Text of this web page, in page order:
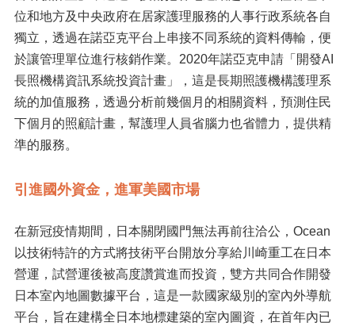
位和地方及中央政府在居家護理服務的人事行政系統各自
獨立，透過在諾亞克平台上串接不同系統的資料傳輸，便
於讓管理單位進行核銷作業。2020年諾亞克申請「開發AI
長照機構資訊系統投資計畫」，這是長期照護機構護理系
統的加值服務，透過分析前幾個月的相關資料，預測住民
下個月的照顧計畫，幫護理人員省腦力也省體力，提供精
準的服務。
引進國外資金，進軍美國市場
在新冠疫情期間，日本關閉國門無法再前往洽公，Ocean
以技術特許的方式將技術平台開放分享給川崎重工在日本
營運，試營運後被高度讚賞進而投資，雙方共同合作開發
日本室內地圖數據平台，這是一款國家級別的室內外導航
平台，旨在建構全日本地標建築的室內圖資，在首年內已